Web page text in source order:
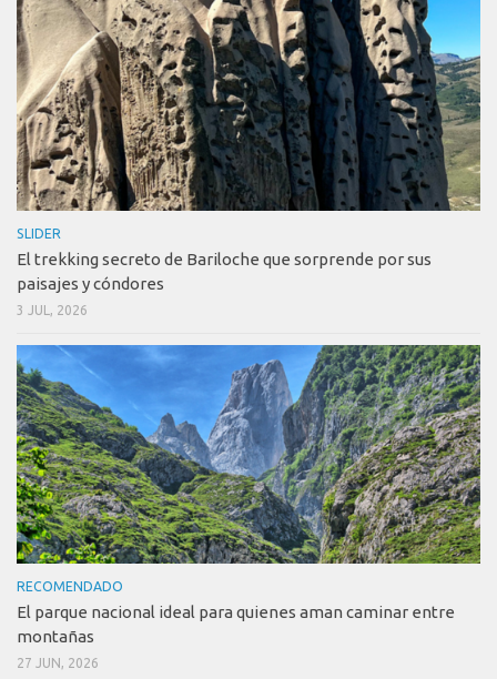
SLIDER
El trekking secreto de Bariloche que sorprende por sus
paisajes y cóndores
3 JUL, 2026
RECOMENDADO
El parque nacional ideal para quienes aman caminar entre
montañas
27 JUN, 2026